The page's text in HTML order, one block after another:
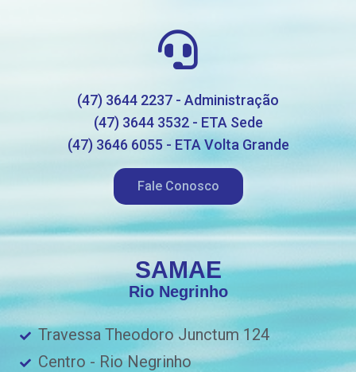
(47) 3644 2237 - Administração
(47) 3644 3532 - ETA Sede
(47) 3646 6055 - ETA Volta Grande
Fale Conosco
SAMAE
Rio Negrinho
Travessa Theodoro Junctum 124
Centro - Rio Negrinho